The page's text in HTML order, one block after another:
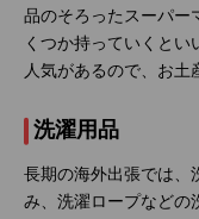
品のそろったスーパー
くつか持っていくとい
人気があるので、お土
洗濯用品
長期の海外出張では、
み、洗濯ロープなどの